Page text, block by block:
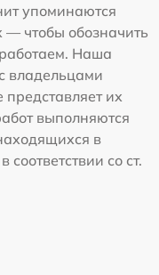
упоминаются
чтобы обозначить
Наша
владельцами
их
выполняются
в
со ст.